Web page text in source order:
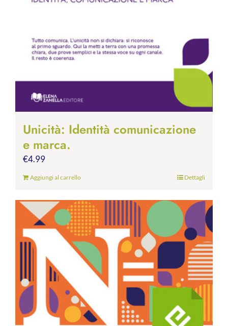
Unicità: Identità comunicazione
e marca.
€4.99
Aggiungi al carrello Dettagli